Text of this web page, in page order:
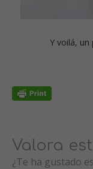
Y voilá,
Valora
¿Te ha gustado